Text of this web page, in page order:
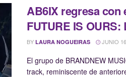
AB6IX regresa con
FUTURE IS OURS:
BY LAURA NOGUEIRAS JUNIO
El grupo de BRANDNEW
track, reminiscente de